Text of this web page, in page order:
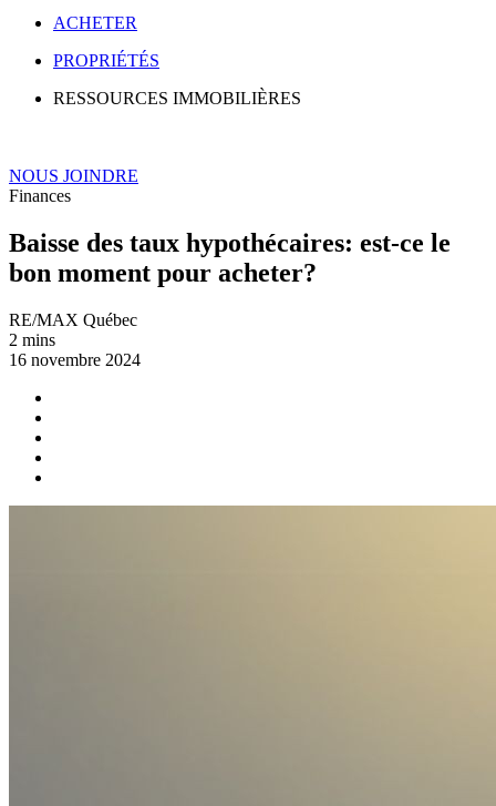
ACHETER
PROPRIÉTÉS
RESSOURCES IMMOBILIÈRES
NOUS JOINDRE
Finances
Baisse des taux hypothécaires: est-ce le
bon moment pour acheter?
RE/MAX Québec
2 mins
16 novembre 2024